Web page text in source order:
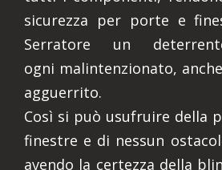
sicurezza per porte e
Serratore un
ogni malintenzionato,
agguerrito.
Così si può usufruire della
finestre e di nessun
avendo la certezza della